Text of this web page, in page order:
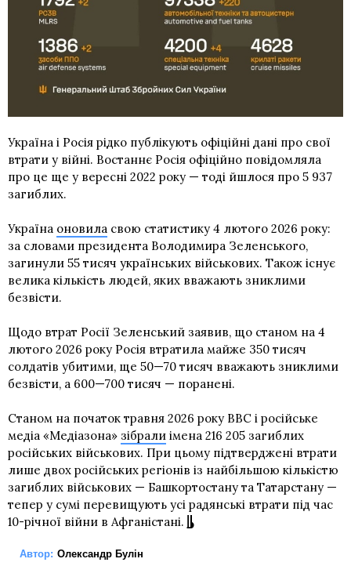
Україна і Росія рідко публікують офіційні дані про свої
втрати у війні. Востаннє Росія офіційно повідомляла
про це ще у вересні 2022 року — тоді йшлося про 5 937
загиблих.
Україна оновила свою статистику 4 лютого 2026 року:
за словами президента Володимира Зеленського,
загинули 55 тисяч українських військових. Також існує
велика кількість людей, яких вважають зниклими
безвісти.
Щодо втрат Росії Зеленський заявив, що станом на 4
лютого 2026 року Росія втратила майже 350 тисяч
солдатів убитими, ще 50—70 тисяч вважають зниклими
безвісти, а 600—700 тисяч — поранені.
Станом на початок травня 2026 року BBC і російське
медіа «Медіазона» зібрали імена 216 205 загиблих
російських військових. При цьому підтверджені втрати
лише двох російських регіонів із найбільшою кількістю
загиблих військових — Башкортостану та Татарстану —
тепер у сумі перевищують усі радянські втрати під час
10-річної війни в Афганістані.
Автор: Олександр Булін